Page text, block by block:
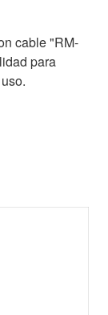
cable "RM-
para